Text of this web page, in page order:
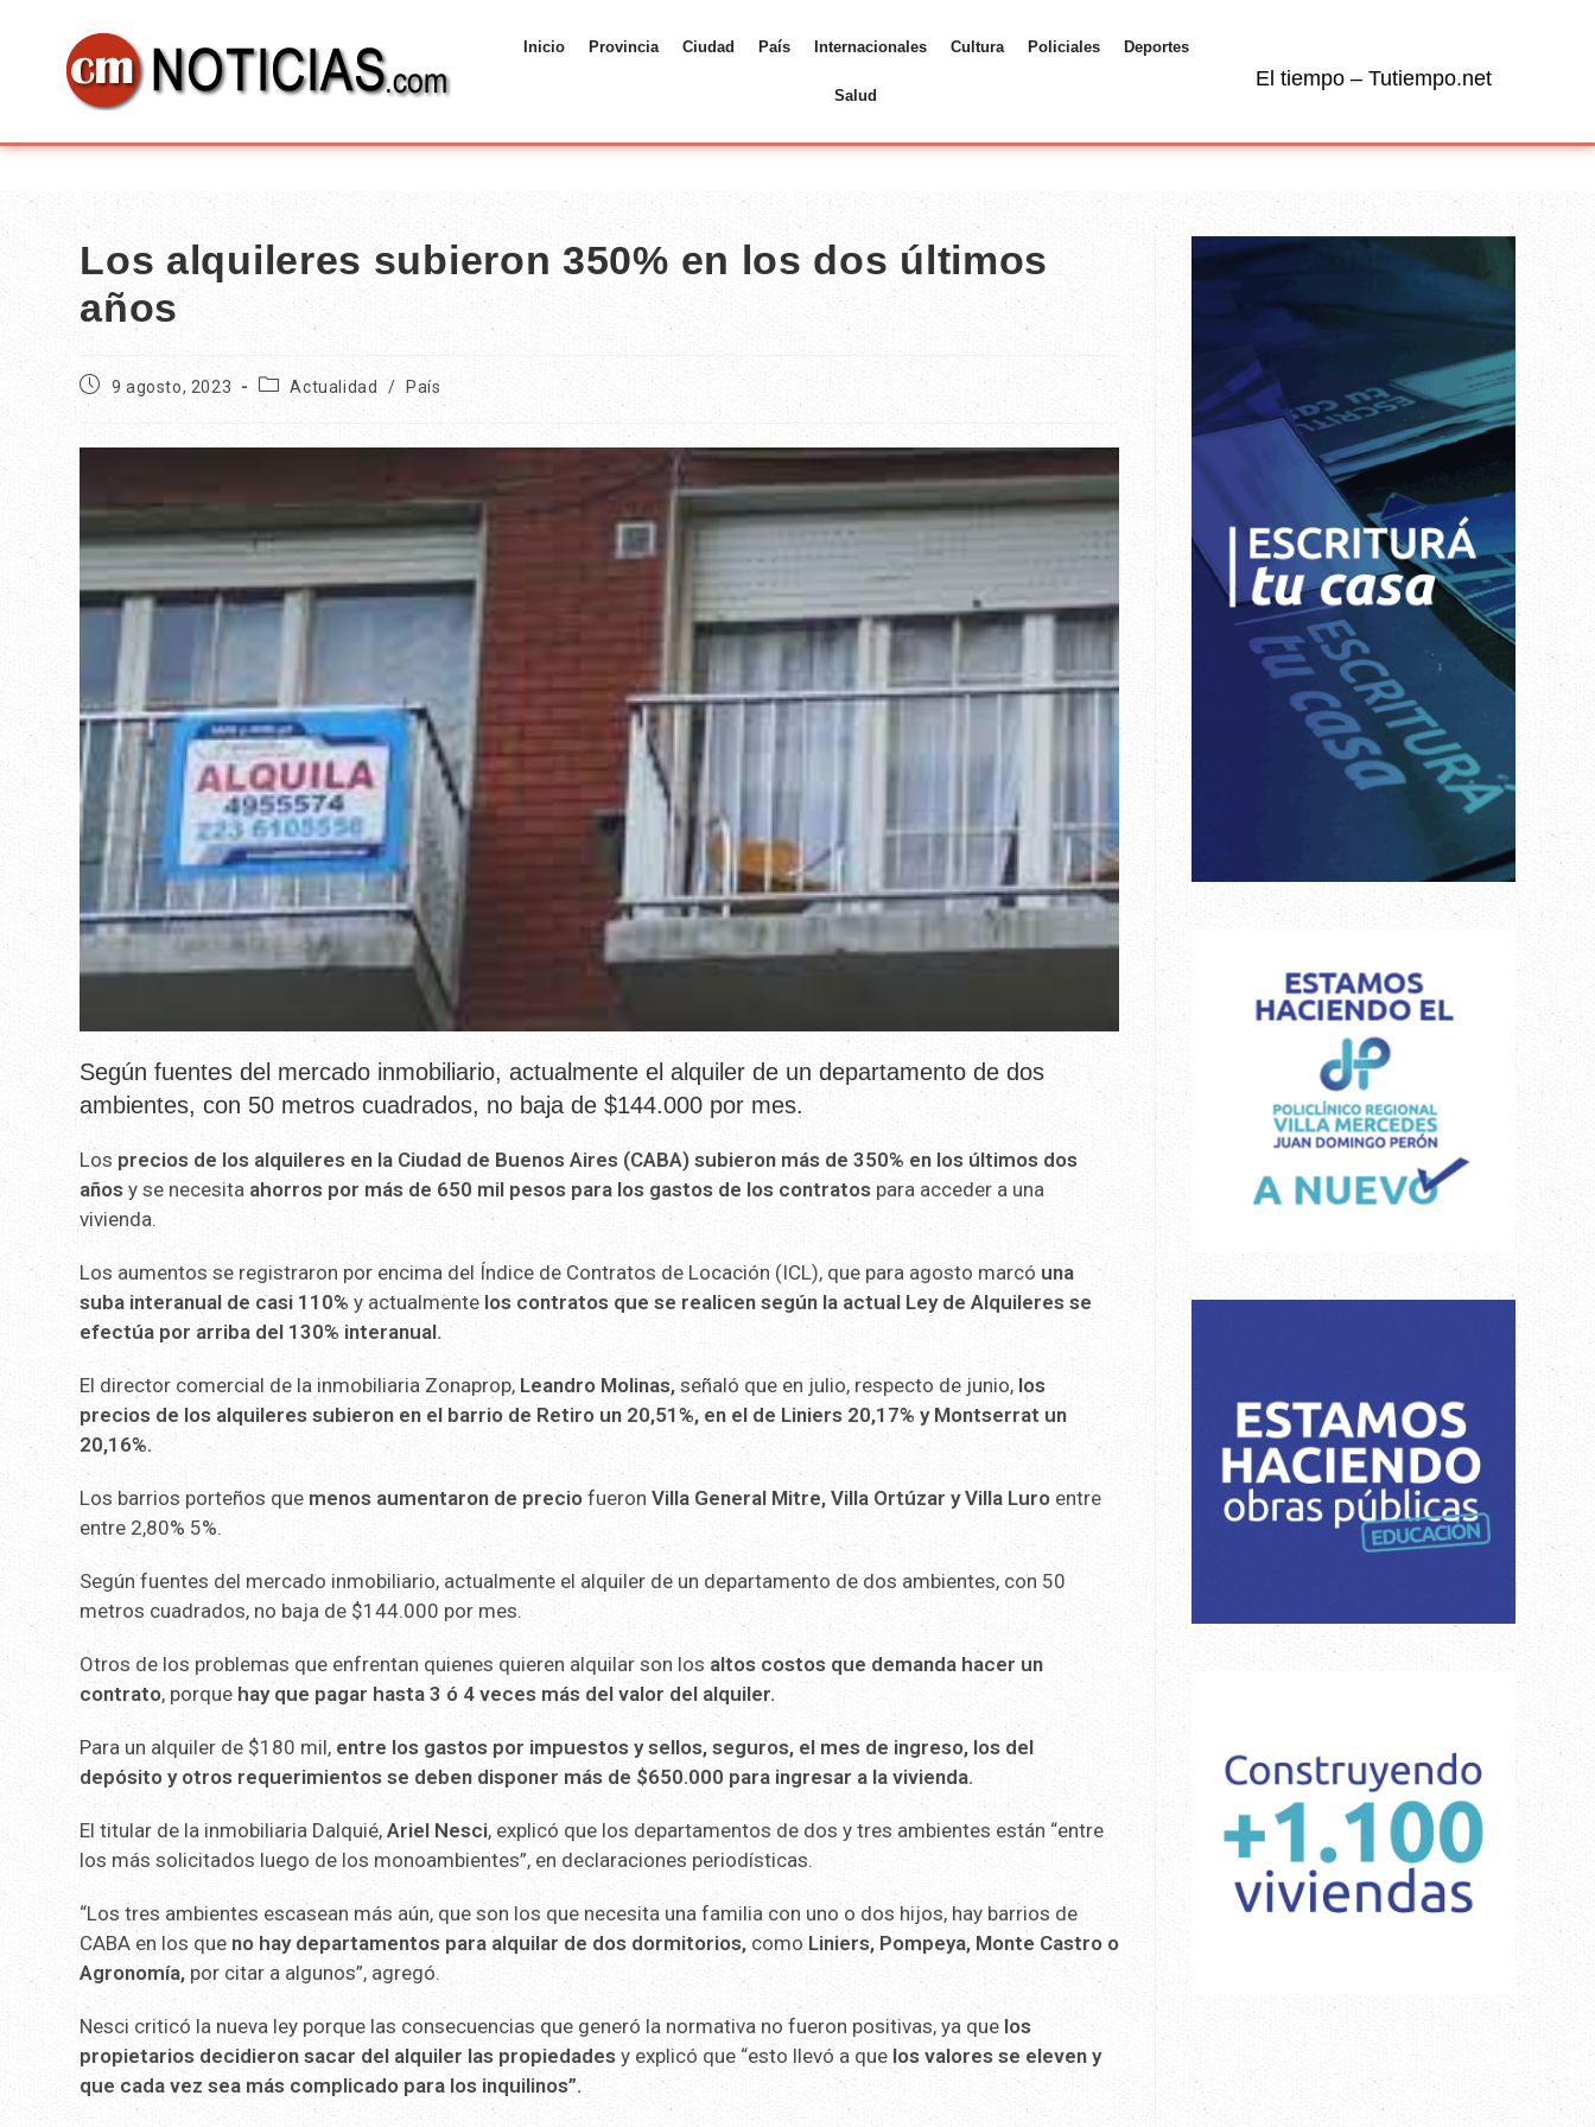
Inicio Provincia Ciudad País Internacionales Cultura Policiales Deportes
Salud
El tiempo – Tutiempo.net
Los alquileres subieron 350% en los dos últimos
años
9 agosto, 2023 Actualidad / País
Según fuentes del mercado inmobiliario, actualmente el alquiler de un departamento de dos
ambientes, con 50 metros cuadrados, no baja de $144.000 por mes.
Los precios de los alquileres en la Ciudad de Buenos Aires (CABA) subieron más de 350% en los últimos dos
añosy se necesita ahorros por más de 650 mil pesos para los gastos de los contratos para acceder a una
vivienda.
Los aumentos se registraron por encima del Índice de Contratos de Locación (ICL), que para agosto marcó una
suba interanual de casi 110% y actualmente los contratos que se realicen según la actual Ley de Alquileres se
efectúa por arriba del 130% interanual.
El director comercial de la inmobiliaria Zonaprop, Leandro Molinas, señaló que en julio, respecto de junio, los
precios de los alquileres subieron en el barrio de Retiro un 20,51%, en el de Liniers 20,17% y Montserrat un
20,16%.
Los barrios porteños que menos aumentaron de precio fueronVilla General Mitre, Villa Ortúzar y Villa Luro entre
entre 2,80% 5%.
Según fuentes del mercado inmobiliario, actualmente el alquiler de un departamento de dos ambientes, con 50
metros cuadrados, no baja de $144.000 por mes.
Otros de los problemas que enfrentan quienes quieren alquilar son los altos costos que demanda hacer un
contrato, porque hay que pagar hasta 3 ó 4 veces más del valor del alquiler.
Para un alquiler de $180 mil, entre los gastos por impuestos y sellos, seguros, el mes de ingreso, los del
depósito y otros requerimientos se deben disponer más de $650.000 para ingresar a la vivienda.
El titular de la inmobiliaria Dalquié,Ariel Nesci, explicó que los departamentos de dos y tres ambientes están “entre
los más solicitados luego de los monoambientes”, en declaraciones periodísticas.
“Los tres ambientes escasean más aún, que son los que necesita una familia con uno o dos hijos, hay barrios de
CABA en los que no hay departamentos para alquilar de dos dormitorios, como Liniers, Pompeya, Monte Castro o
Agronomía, por citar a algunos”, agregó.
Nesci criticó la nueva ley porque las consecuencias que generó la normativa no fueron positivas, ya que los
propietarios decidieron sacar del alquiler las propiedades y explicó que “esto llevó a que los valores se eleven y
que cada vez sea más complicado para los inquilinos”.